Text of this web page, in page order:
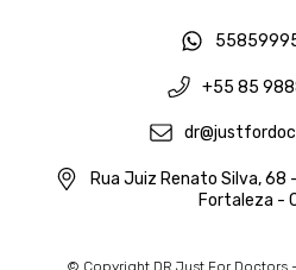
+55 85
Rua Juiz Renato Silva, 68
Fortaleza -
© Copyright DR Just For Doctors